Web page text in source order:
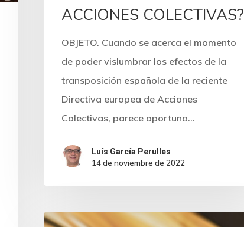
ACCIONES COLECTIVAS?
OBJETO. Cuando se acerca el momento
de poder vislumbrar los efectos de la
transposición española de la reciente
Directiva europea de Acciones
Colectivas, parece oportuno…
Luís García Perulles
14 de noviembre de 2022